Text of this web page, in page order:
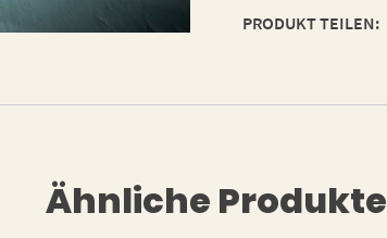
PRODUKT TEILEN:
Ähnliche Produkte